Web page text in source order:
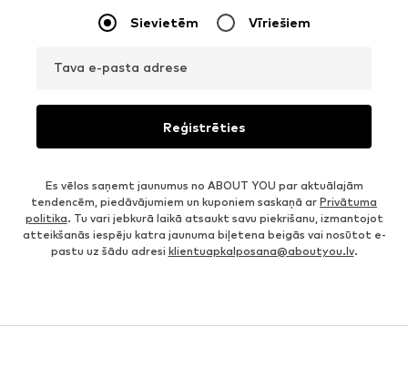
Sievietēm Vīriešiem
Tava e-pasta adrese
Reģistrēties
Es vēlos saņemt jaunumus no ABOUT YOU par aktuālajām
tendencēm, piedāvājumiem un kuponiem saskaņā ar Privātuma
politika. Tu vari jebkurā laikā atsaukt savu piekrišanu, izmantojot
atteikšanās iespēju katra jaunuma biļetena beigās vai nosūtot e-
pastu uz šādu adresi klientuapkalposana@aboutyou.lv.